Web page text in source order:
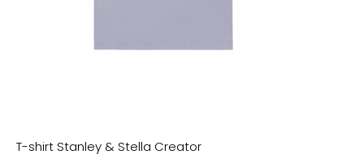
T-shirt Stanley & Stella Creator